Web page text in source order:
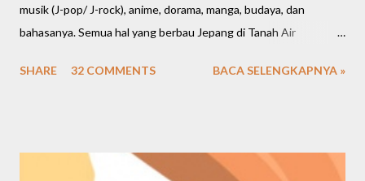
musik (J-pop/ J-rock), anime, dorama, manga, budaya, dan
bahasanya. Semua hal yang berbau Jepang di Tanah Air
banyak mengusung tema Jepang, menawarkan banyak pilihan
kasih rekomendasi salah satu kedai/ resto Jepang favorit saya
SHARE 32 COMMENTS BACA SELENGKAPNYA »